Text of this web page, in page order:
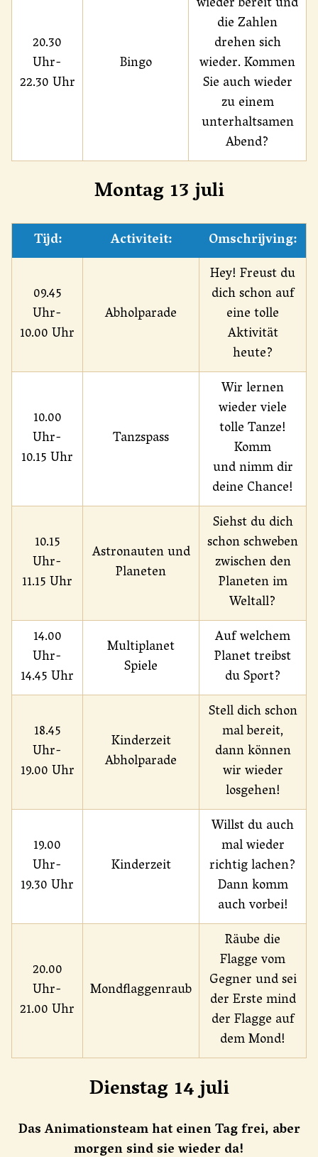
20.30
Uhr-
22.30 Uhr
Bingo
die Zahlen
drehen sich
wieder. Kommen
Sie auch wieder
zu einem
unterhaltsamen
Abend?
Montag 13 juli
Tijd: Activiteit: Omschrijving:
09.45
Uhr-
10.00 Uhr
Abholparade
Hey! Freust du
dich schon auf
eine tolle
Aktivität
heute?
10.00
Uhr-
10.15 Uhr
Tanzspass
Wir lernen
wieder viele
tolle Tanze!
Komm
und nimm dir
deine Chance!
10.15
Uhr-
11.15 Uhr
Astronauten und
Planeten
Siehst du dich
schon schweben
zwischen den
Planeten im
Weltall?
14.00
Uhr-
14.45 Uhr
Multiplanet
Spiele
Auf welchem
Planet treibst
du Sport?
18.45
Uhr-
19.00 Uhr
Kinderzeit
Abholparade
Stell dich schon
mal bereit,
dann können
wir wieder
losgehen!
19.00
Uhr-
19.30 Uhr
Kinderzeit
Willst du auch
mal wieder
richtig lachen?
Dann komm
auch vorbei!
20.00
Uhr-
21.00 Uhr
Mondflaggenraub
Räube die
Flagge vom
Gegner und sei
der Erste mind
der Flagge auf
dem Mond!
Dienstag 14 juli
Das Animationsteam hat einen Tag frei, aber
morgen sind sie wieder da!